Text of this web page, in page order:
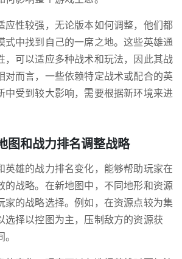
应性较强，无论版本如何调整，他们都
式中找到自己的一席之地。这些英雄通
，可以适应多种战术和玩法，因此其战
对而言，一些依赖特定战术或配合的英
中受到较大影响，需要根据新环境来进
图和战力排名调整战略
英雄的战力排名变化，能够帮助玩家在
的战略。在新地图中，不同地形和资源
家的战略选择。例如，在资源点较为集
选择以控图为主，压制敌方的资源获